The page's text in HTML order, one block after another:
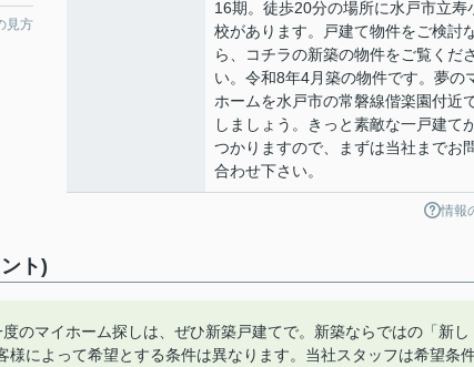
見方
16期。徒歩20分の場所に水戸市立寿
校があります。戸建て物件をご検討
ら、コチラの新築の物件をご覧くださ
い。令和8年4月築の物件です。夢の
ホームを水戸市の常磐線偕楽園付近
しましょう。きっと素敵な一戸建て
つかりますので、まずは当社までお
合わせ下さい。
情報
ト)
のマイホーム探しは、ぜひ新築戸建てで。新築ならではの「新し
によって希望とする条件は異なります。当社スタッフは希望条